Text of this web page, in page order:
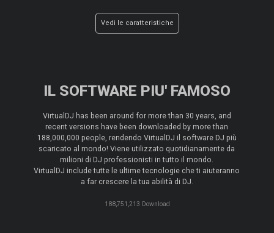
Vedi le caratteristiche
IL SOFTWARE PIU' FAMOSO
VirtualDJ has been around for more than 30 years, and
recent versions have been downloaded by more than
188,000,000 people, rendendo VirtualDJ il software DJ più
scaricato al mondo! Viene utilizzato quotidianamente da
milioni di DJ professionisti in tutto il mondo.
VirtualDJ include tutte le ultime tecnologie che ti aiuteranno
a far crescere la tua abilità di DJ.
188,751,213 Download